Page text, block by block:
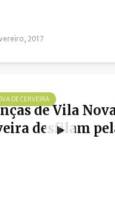
2017
DE CERVEIRA
de Vila
desfilam